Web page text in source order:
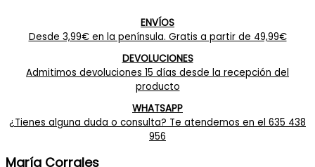
ENVÍOS
Desde 3,99€ en la península. Gratis a partir de 49,99€
DEVOLUCIONES
Admitimos devoluciones 15 días desde la recepción del
producto
WHATSAPP
¿Tienes alguna duda o consulta? Te atendemos en el 635 438
956
María Corrales